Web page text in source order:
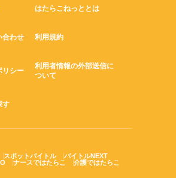
はたらこねっととは
合わせ 利用規約
リシー
利用者情報の外部送信に
ついて
す
スポットバイトル
バイトルNEXT
ナースではたらこ 介護ではたらこ